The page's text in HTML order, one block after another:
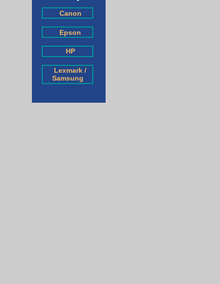
Canon
Epson
HP
Lexmark /
Samsung